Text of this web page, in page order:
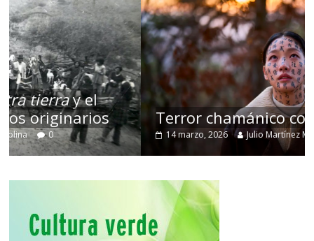
Terror chamánico coreano
14 marzo, 2026 Julio Martínez Molina 0